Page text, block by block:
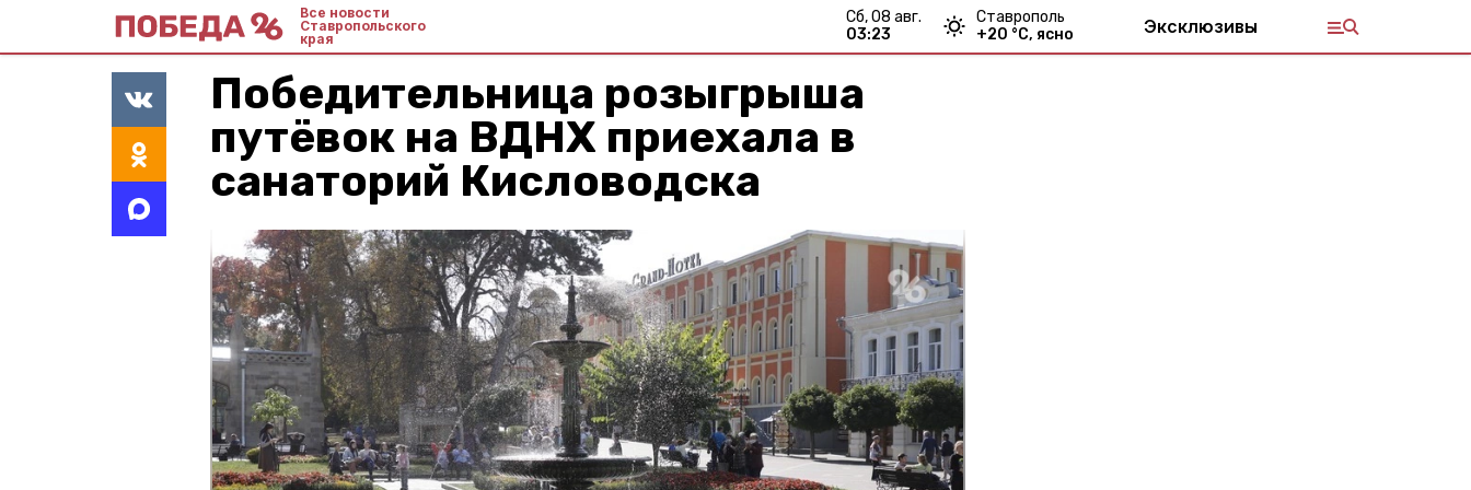
Все новости
Ставропольского
края
сб, 08 авг.
03:23
Ставрополь
+20 °С, ясно Эксклюзивы
Победительница розыгрыша
путёвок на ВДНХ приехала в
санаторий Кисловодска